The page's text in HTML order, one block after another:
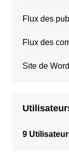
Flux des
Flux des
Site de
9